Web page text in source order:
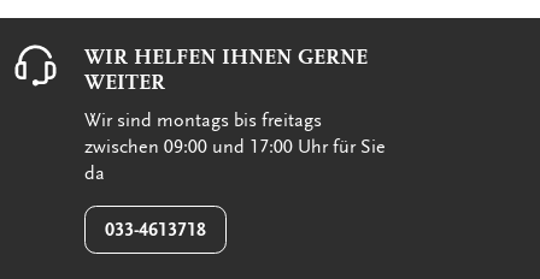
WIR HELFEN IHNEN GERNE
WEITER
Wir sind montags bis freitags
zwischen 09:00 und 17:00 Uhr für Sie
da
033-4613718